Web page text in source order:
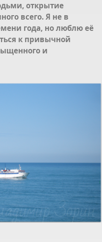
открытие
всего. Я не в
года, но люблю её
к привычной
и